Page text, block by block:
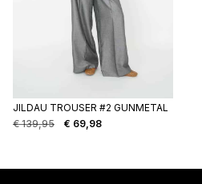
JILDAU TROUSER #2 GUNMETAL
€139,95
Oorspronkelijke
€ 139,95.
€ 69,98
Huidige
€ 69,98.